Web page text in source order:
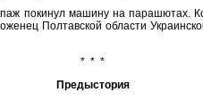
покинул машину на парашютах.
Полтавской области
* * *
Предыстория